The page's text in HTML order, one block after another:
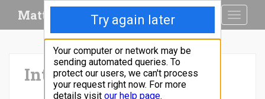
i
Matte.Nu
Intressent